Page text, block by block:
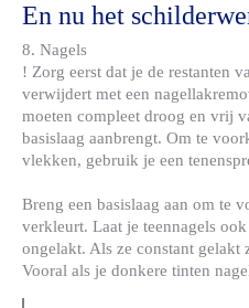
En nu het
8. Nagels
! Zorg eerst dat je de restanten
verwijdert met een
moeten compleet droog en vrij
basislaag aanbrengt. Om te
vlekken, gebruik je een
Breng een basislaag aan om te
verkleurt. Laat je teennagels
ongelakt. Als ze constant gelakt
Vooral als je donkere tinten